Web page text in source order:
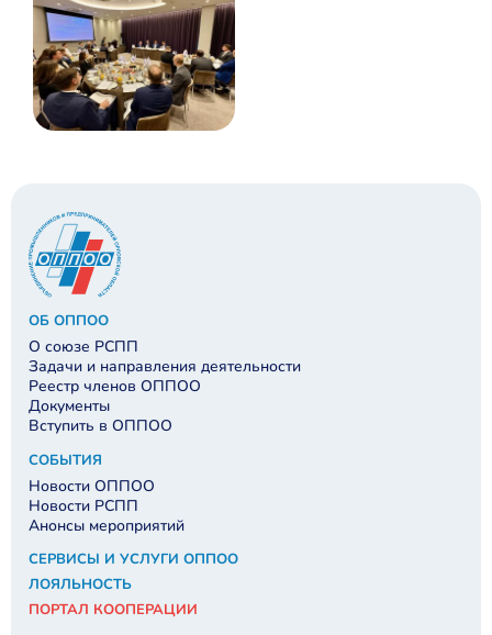
ОБ ОППОО
О союзе РСПП
Задачи и направления деятельности
Реестр членов ОППОО
Документы
Вступить в ОППОО
СОБЫТИЯ
Новости ОППОО
Новости РСПП
Анонсы мероприятий
СЕРВИСЫ И УСЛУГИ ОППОО
ЛОЯЛЬНОСТЬ
ПОРТАЛ КООПЕРАЦИИ